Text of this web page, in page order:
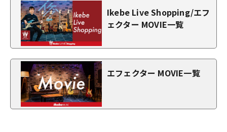
Ikebe Live Shopping/エフ
ェクター MOVIE一覧
エフェクター MOVIE一覧